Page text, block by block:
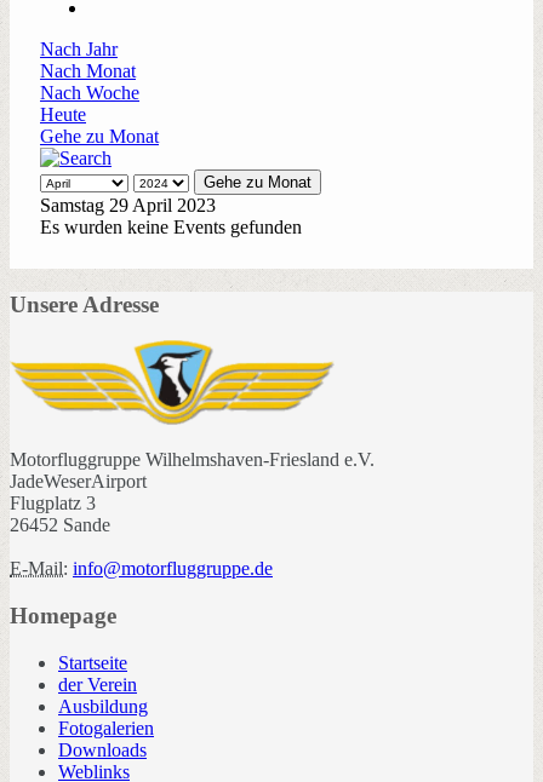
Nach Jahr
Nach Monat
Nach Woche
Heute
Gehe zu Monat
Gehe zu Monat
Samstag 29 April 2023
Es wurden keine Events gefunden
Unsere Adresse
Motorfluggruppe Wilhelmshaven-Friesland e.V.
JadeWeserAirport
Flugplatz 3
26452 Sande
E-Mail: info@motorfluggruppe.de
Homepage
Startseite
der Verein
Ausbildung
Fotogalerien
Downloads
Weblinks